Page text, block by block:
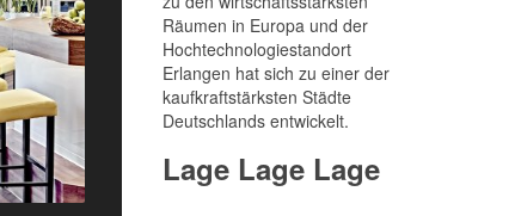
Räumen in Europa und der
Hochtechnologie­standort
Erlangen hat sich zu einer der
kaufkraft­stärksten Städte
Deutschlands entwickelt.
Lage Lage Lage